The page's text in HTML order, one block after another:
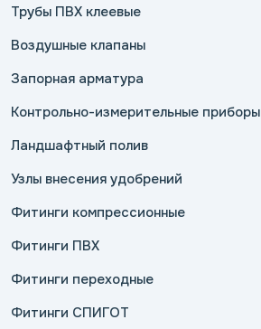
Трубы ПВХ клеевые
Воздушные клапаны
Запорная арматура
Контрольно-измерительные приборы
Ландшафтный полив
Узлы внесения удобрений
Фитинги компрессионные
Фитинги ПВХ
Фитинги переходные
Фитинги СПИГОТ